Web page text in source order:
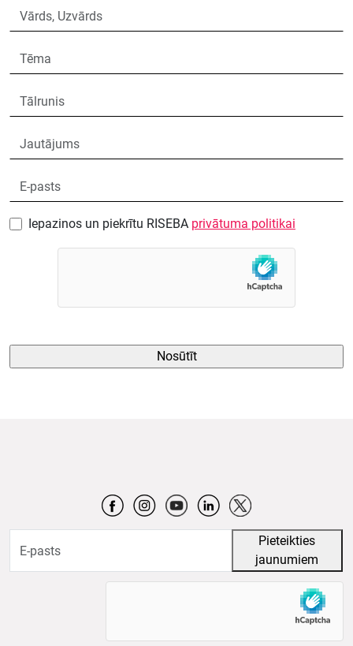
Iepazinos un piekrītu RISEBA privātuma politikai